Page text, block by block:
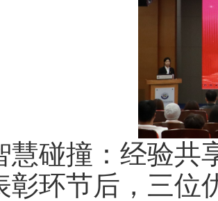
慧碰撞：经验共
彰环节后，三位